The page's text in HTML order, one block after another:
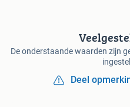
De onderstaande waarden zijn
Deel